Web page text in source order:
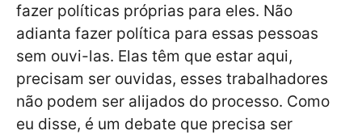
fazer políticas próprias para eles. Não
adianta fazer política para essas pessoas
sem ouvi-las. Elas têm que estar aqui,
precisam ser ouvidas, esses trabalhadores
não podem ser alijados do processo. Como
eu disse, é um debate que precisa ser